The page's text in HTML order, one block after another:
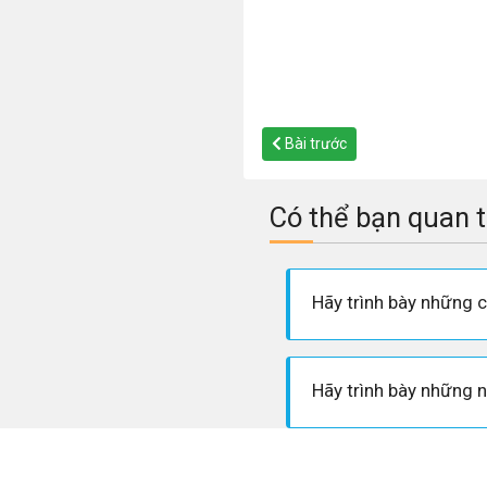
Bài trước
Có thể bạn quan